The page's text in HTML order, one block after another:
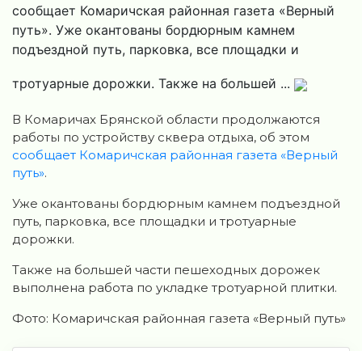
сообщает Комаричская районная газета «Верный
путь». Уже окантованы бордюрным камнем
подъездной путь, парковка, все площадки и
тротуарные дорожки. Также на большей ...
В Комаричах Брянской области продолжаются
работы по устройству сквера отдыха, об этом
сообщает Комаричская районная газета «Верный
путь».
Уже окантованы бордюрным камнем подъездной
путь, парковка, все площадки и тротуарные
дорожки.
Также на большей части пешеходных дорожек
выполнена работа по укладке тротуарной плитки.
Фото: Комаричская районная газета «Верный путь»